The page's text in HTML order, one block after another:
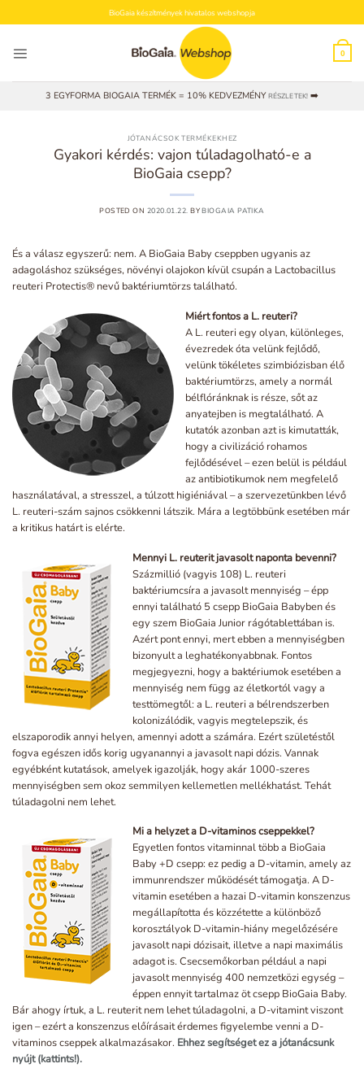
to
BioGaia készítmények hivatalos webshopja
0
3 EGYFORMA BIOGAIA TERMÉK = 10% KEDVEZMÉNYRÉSZLETEK! ➡️
JÓTANÁCSOK TERMÉKEKHEZ
Gyakori kérdés: vajon túladagolható-e a
BioGaia csepp?
POSTED ON 2020.01.22. BYBIOGAIA PATIKA
És a válasz egyszerű: nem. A BioGaia Baby cseppben ugyanis az
adagoláshoz szükséges, növényi olajokon kívül csupán a Lactobacillus
reuteri Protectis® nevű baktériumtörzs található.
Miért fontos a L. reuteri?
A L. reuteri egy olyan, különleges,
évezredek óta velünk fejlődő,
velünk tökéletes szimbiózisban élő
baktériumtörzs, amely a normál
bélflóránknak is része, sőt az
anyatejben is megtalálható. A
kutatók azonban azt is kimutatták,
hogy a civilizáció rohamos
fejlődésével – ezen belül is például
az antibiotikumok nem megfelelő
használatával, a stresszel, a túlzott higiéniával – a szervezetünkben lévő
L. reuteri-szám sajnos csökkenni látszik. Mára a legtöbbünk esetében már
a kritikus határt is elérte.
Mennyi L. reuterit javasolt naponta bevenni?
Százmillió (vagyis 108) L. reuteri
baktériumcsíra a javasolt mennyiség – épp
ennyi található 5 csepp BioGaia Babyben és
egy szem BioGaia Junior rágótablettában is.
Azért pont ennyi, mert ebben a mennyiségben
bizonyult a leghatékonyabbnak. Fontos
megjegyezni, hogy a baktériumok esetében a
mennyiség nem függ az életkortól vagy a
testtömegtől: a L. reuteri a bélrendszerben
kolonizálódik, vagyis megtelepszik, és
elszaporodik annyi helyen, amennyi adott a számára. Ezért születéstől
fogva egészen idős korig ugyanannyi a javasolt napi dózis. Vannak
egyébként kutatások, amelyek igazolják, hogy akár 1000-szeres
mennyiségben sem okoz semmilyen kellemetlen mellékhatást. Tehát
túladagolni nem lehet.
Mi a helyzet a D-vitaminos cseppekkel?
Egyetlen fontos vitaminnal több a BioGaia
Baby +D csepp: ez pedig a D-vitamin, amely az
immunrendszer működését támogatja. A D-
vitamin esetében a hazai D-vitamin konszenzus
megállapította és közzétette a különböző
korosztályok D-vitamin-hiány megelőzésére
javasolt napi dózisait, illetve a napi maximális
adagot is. Csecsemőkorban például a napi
javasolt mennyiség 400 nemzetközi egység –
éppen ennyit tartalmaz öt csepp BioGaia Baby.
Bár ahogy írtuk, a L. reuterit nem lehet túladagolni, a D-vitamint viszont
igen – ezért a konszenzus előírásait érdemes figyelembe venni a D-
vitaminos cseppek alkalmazásakor. Ehhez segítséget ez a jótanácsunk
nyújt (kattints!).